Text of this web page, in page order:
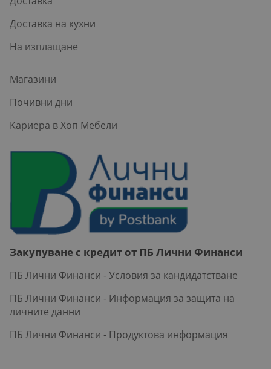
Доставка на кухни
На изплащане
Магазини
Почивни дни
Кариера в Хоп Мебели
Закупуване с кредит от ПБ Лични Финанси
ПБ Лични Финанси - Условия за кандидатстване
ПБ Лични Финанси - Информация за защита на
личните данни
ПБ Лични Финанси - Продуктова информация